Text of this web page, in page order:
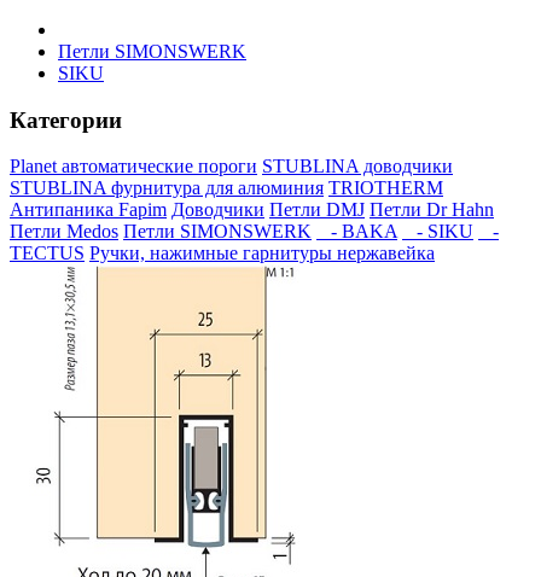
Петли SIMONSWERK
SIKU
Категории
Planet автоматические пороги STUBLINA доводчики
STUBLINA фурнитура для алюминия TRIOTHERM
Антипаника Fapim Доводчики Петли DMJ Петли Dr Hahn
Петли Medos Петли SIMONSWERK - BAKA - SIKU
-
TECTUS Ручки, нажимные гарнитуры нержавейка